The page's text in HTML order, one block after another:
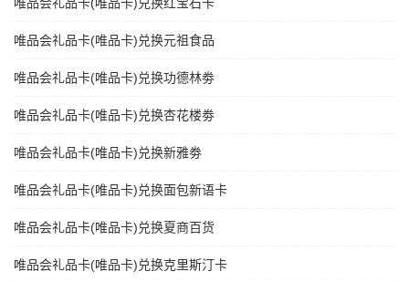
唯品会礼品卡(唯品卡)兑换元祖食品
唯品会礼品卡(唯品卡)兑换功德林劵
唯品会礼品卡(唯品卡)兑换杏花楼劵
唯品会礼品卡(唯品卡)兑换新雅劵
唯品会礼品卡(唯品卡)兑换面包新语卡
唯品会礼品卡(唯品卡)兑换夏商百货
唯品会礼品卡(唯品卡)兑换克里斯汀卡